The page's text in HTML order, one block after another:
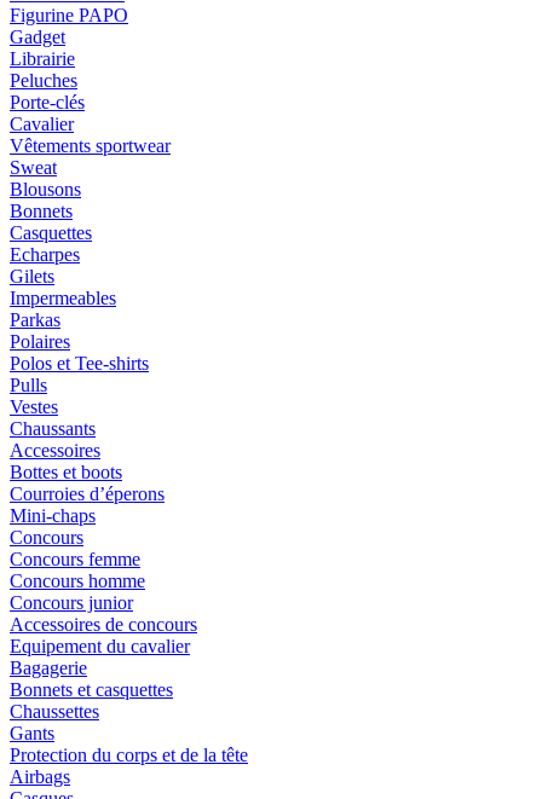
Figurine PAPO
Gadget
Librairie
Peluches
Porte-clés
Cavalier
Vêtements sportwear
Sweat
Blousons
Bonnets
Casquettes
Echarpes
Gilets
Impermeables
Parkas
Polaires
Polos et Tee-shirts
Pulls
Vestes
Chaussants
Accessoires
Bottes et boots
Courroies d’éperons
Mini-chaps
Concours
Concours femme
Concours homme
Concours junior
Accessoires de concours
Equipement du cavalier
Bagagerie
Bonnets et casquettes
Chaussettes
Gants
Protection du corps et de la tête
Airbags